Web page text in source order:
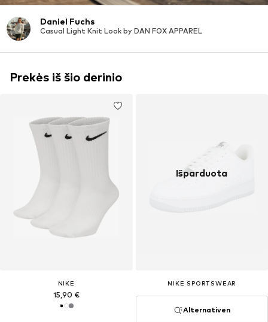
Daniel Fuchs
Casual Light Knit Look by DAN FOX APPAREL
Prekės iš šio derinio
NIKE
15,90 €
Išparduota
NIKE SPORTSWEAR
Alternativen